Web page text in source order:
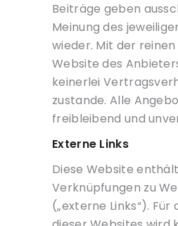
Beiträge geben
Meinung des
wieder. Mit der
Website des
keinerlei
zustande. Alle
freibleibend und
Externe Links
Diese Website enthält
Verknüpfungen zu
(„externe Links“). Für